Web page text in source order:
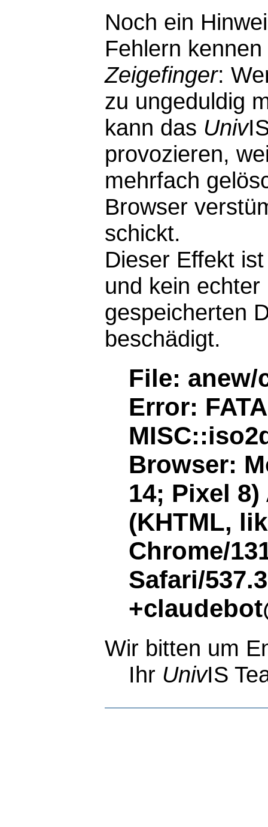
Noch ein
Fehlern
Zeigefinger:
zu ungeduldig
kann das Univ
provozieren,
mehrfach
Browser
schickt.
Dieser Effekt
und kein
gespeicherten
beschädigt.
File: anew/
Error:
Browser:
14; Pixel
(KHTML,
Chrome/
Safari/
Wir bitten um
Ihr UnivIS